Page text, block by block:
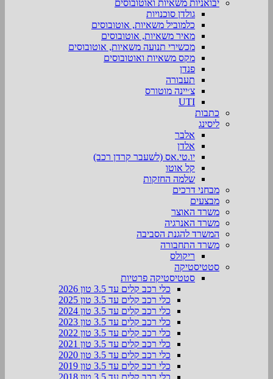
יבואניות משאיות ואוטובוסים
גולדן סוכנויות
כלמוביל משאיות, אוטובוסים
מאיר משאיות, אוטובוסים
מכשירי תנועה משאיות, אוטובוסים
מקס משאיות ואוטובוסים
פנדן
תעבורה
צ׳יינה מוטורס
UTI
כתבות
ליסינג
אלבר
אלדן
יו.טי.אס (לשעבר קרדן רכב)
קל אוטו
שלמה החזקות
מבחני דרכים
מבצעים
משרד האוצר
משרד האנרגיה
המשרד להגנת הסביבה
משרד התחבורה
ריקולס
סטטיסטיקה
סטטיסטיקה פרטיות
כלי רכב קלים עד 3.5 טון 2026
כלי רכב קלים עד 3.5 טון 2025
כלי רכב קלים עד 3.5 טון 2024
כלי רכב קלים עד 3.5 טון 2023
כלי רכב קלים עד 3.5 טון 2022
כלי רכב קלים עד 3.5 טון 2021
כלי רכב קלים עד 3.5 טון 2020
כלי רכב קלים עד 3.5 טון 2019
כלי רכב קלים עד 3.5 טון 2018